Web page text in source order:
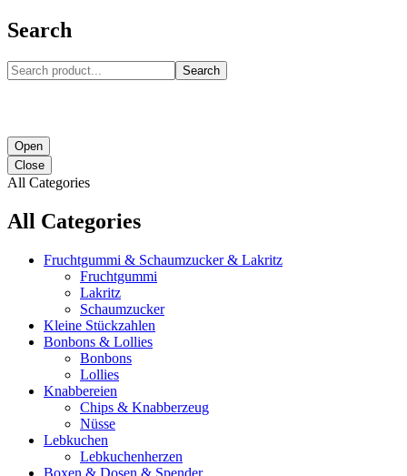
Search
Search
Open
Close
All Categories
All Categories
Fruchtgummi & Schaumzucker & Lakritz
Fruchtgummi
Lakritz
Schaumzucker
Kleine Stückzahlen
Bonbons & Lollies
Bonbons
Lollies
Knabbereien
Chips & Knabberzeug
Nüsse
Lebkuchen
Lebkuchenherzen
Boxen & Dosen & Spender